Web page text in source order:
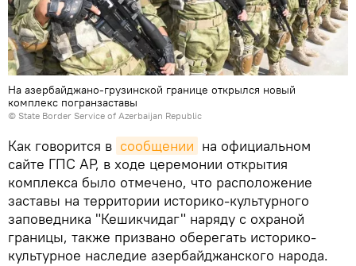
На азербайджано-грузинской границе открылся новый
комплекс погранзаставы
© State Border Service of Azerbaijan Republic
Как говорится в сообщении на официальном
сайте ГПС АР, в ходе церемонии открытия
комплекса было отмечено, что расположение
заставы на территории историко-культурного
заповедника "Кешикчидаг" наряду с охраной
границы, также призвано оберегать историко-
культурное наследие азербайджанского народа.